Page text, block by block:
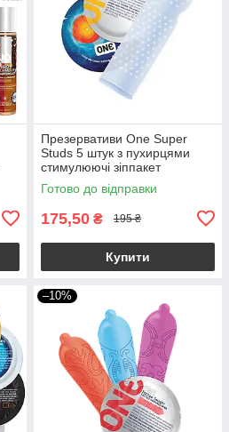
Презервативи One Super
Studs 5 штук з пухирцями
стимулюючі зіппакет
Готово до відправки
175,50 ₴ 195 ₴
Купити
–10%